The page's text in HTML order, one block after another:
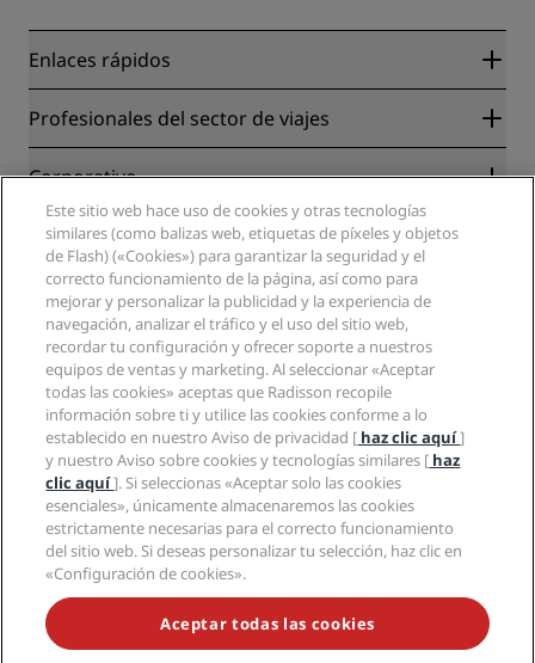
Enlaces rápidos
Radisson Rewards
Blog
Nuevos hoteles y próximas aperturas
Aplicación de Radisson Hotels
Hoteles Sports Approved
Hoteles ideales para familias
Salud y seguridad
Profesionales del sector de viajes
Colaboradores
Corporativo
Radisson Hotel Group
Medios
Empleos en RHG
Empleos en PPHE
Empleos en EHL
The Club by RHG
Oportunidades de desarrollo
Responsabilidad social corporativa
Compras
Información legal
Centro de privacidad
Aviso legal
Términos y condiciones de Radisson Rewards
Acuerdo de uso del sitio
Accesibilidad digital
Declaración sobre la esclavitud moderna
Ayuda
Avisos al consumidor
Contacto
Preguntas frecuentes
Mapa del sitio
Redes sociales
Marcas de Radisson Hotels
NO TE PIERDAS NUESTRAS OFERTAS MÁS POPULARES
Este sitio web hace uso de cookies y otras tecnologías
similares (como balizas web, etiquetas de píxeles y objetos
de Flash) («Cookies») para garantizar la seguridad y el
correcto funcionamiento de la página, así como para
mejorar y personalizar la publicidad y la experiencia de
navegación, analizar el tráfico y el uso del sitio web,
recordar tu configuración y ofrecer soporte a nuestros
equipos de ventas y marketing. Al seleccionar «Aceptar
todas las cookies» aceptas que Radisson recopile
información sobre ti y utilice las cookies conforme a lo
establecido en nuestro Aviso de privacidad [ haz clic aquí]
y nuestro Aviso sobre cookies y tecnologías similares [ haz
clic aquí]. Si seleccionas «Aceptar solo las cookies
esenciales», únicamente almacenaremos las cookies
estrictamente necesarias para el correcto funcionamiento
del sitio web. Si deseas personalizar tu selección, haz clic en
«Configuración de cookies».
Aceptar todas las cookies